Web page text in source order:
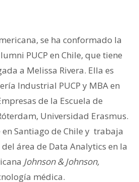
se ha conformado la
PUCP en Chile, que tiene
a Melissa Rivera. Ella es
Industrial PUCP y MBA en
de la Escuela de
Universidad Erasmus.
Santiago de Chile y trabaja
área de Data Analytics en la
Johnson & Johnson,
médica.